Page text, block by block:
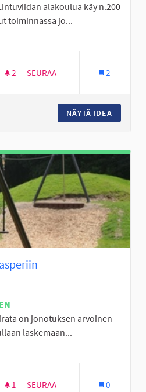
alakoulua käy n.200
toiminnassa jo...
Läntinen Seinäjoki
2 2 SEURAAJAA
SEURAA 2
NÄYTÄ IDEA
on jonotuksen arvoinen
laskemaan...
Läntinen Seinäjoki
1 1 SEURAAJA
SEURAA 0